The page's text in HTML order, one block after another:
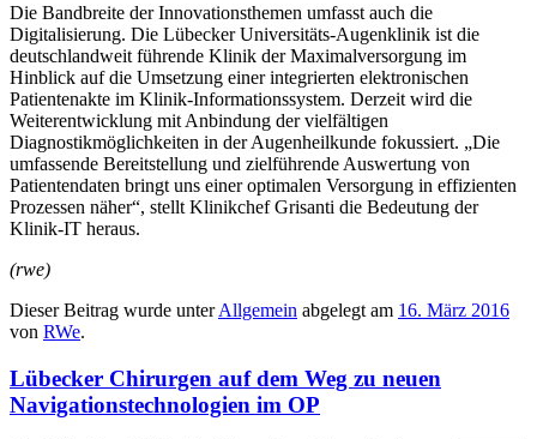
Die Bandbreite der Innovationsthemen umfasst auch die
Digitalisierung. Die Lübecker Universitäts-Augenklinik ist die
deutschlandweit führende Klinik der Maximalversorgung im
Hinblick auf die Umsetzung einer integrierten elektronischen
Patientenakte im Klinik-Informationssystem. Derzeit wird die
Weiterentwicklung mit Anbindung der vielfältigen
Diagnostikmöglichkeiten in der Augenheilkunde fokussiert. „Die
umfassende Bereitstellung und zielführende Auswertung von
Patientendaten bringt uns einer optimalen Versorgung in effizienten
Prozessen näher“, stellt Klinikchef Grisanti die Bedeutung der
Klinik-IT heraus.
(rwe)
Dieser Beitrag wurde unterAllgemein abgelegt am 16. März 2016
von RWe.
Lübecker Chirurgen auf dem Weg zu neuen
Navigationstechnologien im OP